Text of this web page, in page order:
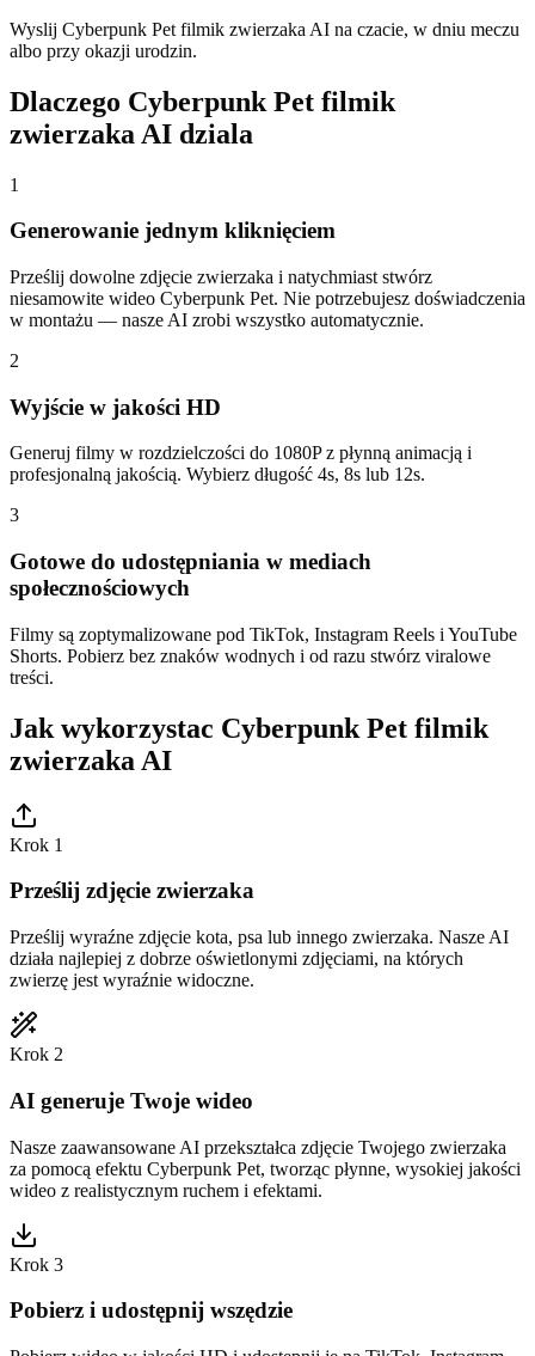
Wyslij Cyberpunk Pet filmik zwierzaka AI na czacie, w dniu meczu
albo przy okazji urodzin.
Dlaczego Cyberpunk Pet filmik
zwierzaka AI dziala
1
Generowanie jednym kliknięciem
Prześlij dowolne zdjęcie zwierzaka i natychmiast stwórz
niesamowite wideo Cyberpunk Pet. Nie potrzebujesz doświadczenia
w montażu — nasze AI zrobi wszystko automatycznie.
2
Wyjście w jakości HD
Generuj filmy w rozdzielczości do 1080P z płynną animacją i
profesjonalną jakością. Wybierz długość 4s, 8s lub 12s.
3
Gotowe do udostępniania w mediach
społecznościowych
Filmy są zoptymalizowane pod TikTok, Instagram Reels i YouTube
Shorts. Pobierz bez znaków wodnych i od razu stwórz viralowe
treści.
Jak wykorzystac Cyberpunk Pet filmik
zwierzaka AI
Krok 1
Prześlij zdjęcie zwierzaka
Prześlij wyraźne zdjęcie kota, psa lub innego zwierzaka. Nasze AI
działa najlepiej z dobrze oświetlonymi zdjęciami, na których
zwierzę jest wyraźnie widoczne.
Krok 2
AI generuje Twoje wideo
Nasze zaawansowane AI przekształca zdjęcie Twojego zwierzaka
za pomocą efektu Cyberpunk Pet, tworząc płynne, wysokiej jakości
wideo z realistycznym ruchem i efektami.
Krok 3
Pobierz i udostępnij wszędzie